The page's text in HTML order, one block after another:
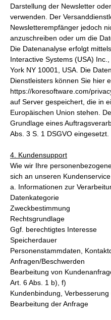
Darstellung der Newsletter
verwenden. Der
Newsletterempfänger jedoch
anzuschreiben oder um die
Die Datenanalyse erfolgt
Interactive Systems (USA)
York NY 10001, USA. Die
Dienstleisters können Sie hier
https://koresoftware.com/
auf Server gespeichert, die in
Europäischen Union stehen.
Grundlage eines
Abs. 3 S. 1 DSGVO eingesetzt.
4. Kundensupport
Wie wir Ihre
sich an unseren
a. Informationen zur
Datenkategorie
Zweckbestimmung
Rechtsgrundlage
Ggf. berechtigtes Interesse
Speicherdauer
Personenstammdaten,
Anfragen/Beschwerden
Bearbeitung von
Art. 6 Abs. 1 b), f)
Kundenbindung,
Bearbeitung der Anfrage